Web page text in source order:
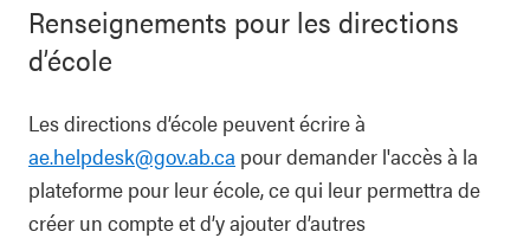
Renseignements pour les directions
d’école
Les directions d’école peuvent écrire à
ae.helpdesk@gov.ab.ca pour demander l'accès à la
plateforme pour leur école, ce qui leur permettra de
créer un compte et d’y ajouter d’autres